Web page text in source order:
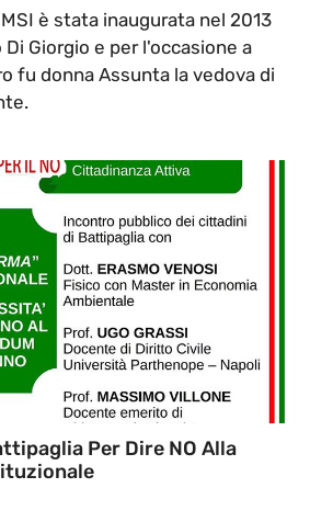
è stata inaugurata nel 2013
Giorgio e per l'occasione a
fu donna Assunta la vedova di
Per Dire NO Alla